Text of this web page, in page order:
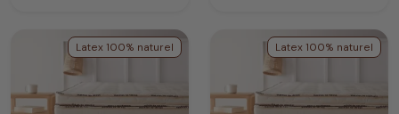
Latex 100% naturel Latex 100% naturel